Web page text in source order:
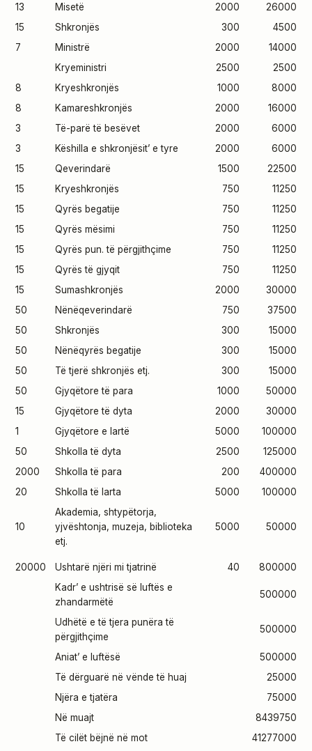
13 Misetë 2000
26000
15
Shkronjës 300
4500
7
Ministrë 2000
14000
Kryeministri
2500
2500
8
Kryeshkronjës 1000
8000
8
Kamareshkronjës 2000
16000
3
Të-parë të besëvet 2000
6000
3
Këshilla e shkronjësit’ e tyre 2000
6000
15
Qeverindarë 1500
22500
15
Kryeshkronjës 750
11250
15
Qyrës begatije 750
11250
15
Qyrës mësimi 750
11250
15
Qyrës pun. të përgjithçime 750
11250
15
Qyrës të gjyqit 750
11250
15
Sumashkronjës 2000
30000
50
Nënëqeverindarë 750
37500
50
Shkronjës 300
15000
50
Nënëqyrës begatije 300
15000
50
Të tjerë shkronjës etj. 300
15000
50
Gjyqëtore të para 1000
50000
15
Gjyqëtore të dyta 2000
30000
1
Gjyqëtore e lartë 5000
100000
50
Shkolla të dyta 2500
125000
2000
Shkolla të para 200
400000
20
Shkolla të larta 5000 100000
10
Akademia, shtypëtorja,
yjvështonja, muzeja, biblioteka
etj.
5000 50000
20000 Ushtarë njëri mi tjatrinë 40
800000
Kadr’ e ushtrisë së luftës e
zhandarmëtë
500000
Udhëtë e të tjera punëra të
përgjithçime
500000
Aniat’ e luftësë
500000
Të dërguarë në vënde të huaj
25000
Njëra e tjatëra
75000
Në muajt
8439750
Të cilët bëjnë në mot
41277000